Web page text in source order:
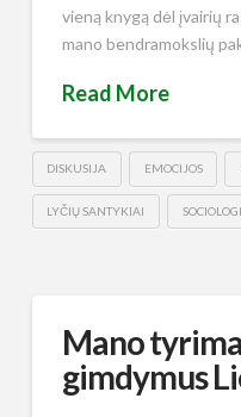
vieną knygą dėl įvairių
mano bendramokslių
Read More
DISKUSIJA EMOCIJOS
LYČIŲ SANTYKIAI
Mano
gimdymus